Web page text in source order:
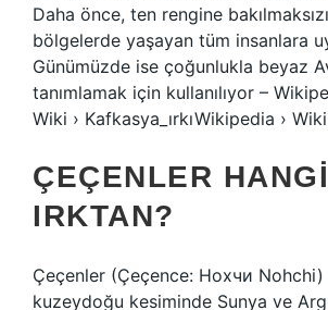
Daha önce, ten rengine
bölgelerde yaşayan tüm insanlara
Günümüzde ise çoğunlukla beyaz
tanımlamak için kullanılıyor –
Wiki › Kafkasya_ırkıWikipedia › Wiki
ÇEÇENLER HANGI
IRKTAN?
Çeçenler (Çeçence: Hохчи Nohchi)
kuzeydoğu kesiminde Sunya ve